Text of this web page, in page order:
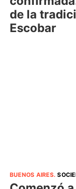
de la
Escobar
BUENOS AIRES.